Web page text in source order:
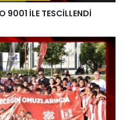
9001 İLE TESCİLLENDİ